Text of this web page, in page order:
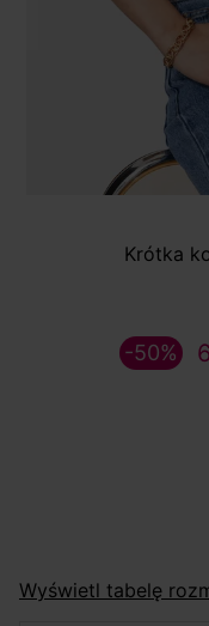
Krótka
-50%
Wyświetl tabelę